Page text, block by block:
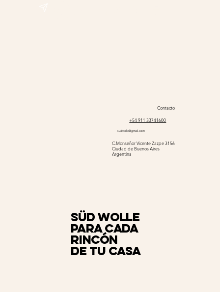
Süd Wolle
para cada
rincón
de tu casa
Contacto
+54 911 33741600
sudwolle@gmail.com
C.Monseñor Vicente Zazpe 3156
Ciudad de Buenos Aires
Argentina